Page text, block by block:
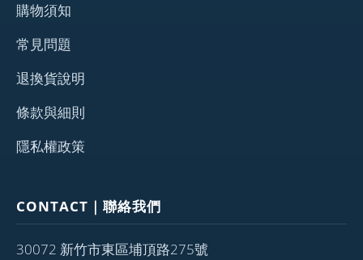
購物須知
常見問題
退換貨說明
條款與細則
隱私權政策
CONTACT｜聯絡我們
30072 新竹市東區埔頂路275號